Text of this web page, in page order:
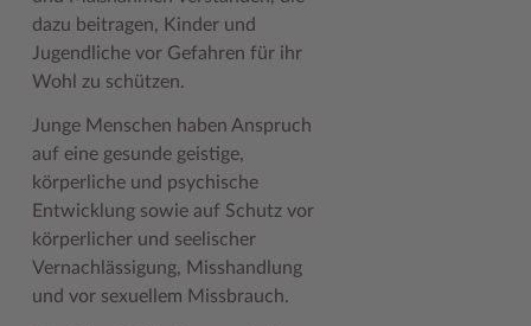
Geodatenportale (Kreiskarte)
Kfz-Zulassung
Kontakt / Öffnungszeiten
Lebenslagen
Leistungen
Lexikon
Publikationen
Fotoarchiv
Hitzeschutz
Klimaanpassungskonzept
Kreistag Sitzungskalender
Lokales Wetter
Newsletter
Pressemeldungen
Kreispräsident
Kreistag und Ausschüsse
Kreistag Sitzungskalender
Kreisverwaltung
Landrat
Sonderbereiche
Stabsbereiche
Offene Stellen
Praktika und FSJ
Weiterbildung beim Kreis Stormarn
Wen wir suchen
Klimaschutz beim Kreis Stormarn
Projekt e-Gewerbe
Stormarner Bündnis für bezahlbares Wohnen
Wirtschafts- und Aufbaugesellschaft Stormarn
Zahlen, Daten, Fakten
Kulturelle Einrichtungen
Museen
Naturschutzgebiete
Radwandern
Storchenhorste
Lieblingsplätze in der Metropolregion
Termine und Veranstaltungen
dazu beitragen, Kinder und
Jugendliche vor Gefahren für ihr
Wohl zu schützen.
Junge Menschen haben Anspruch
auf eine gesunde geistige,
körperliche und psychische
Entwicklung sowie auf Schutz vor
körperlicher und seelischer
Vernachlässigung, Misshandlung
und vor sexuellem Missbrauch.